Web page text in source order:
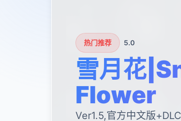
热门推荐 5.0
雪月花
Flower
Ver1.5,官方中文版+DLC